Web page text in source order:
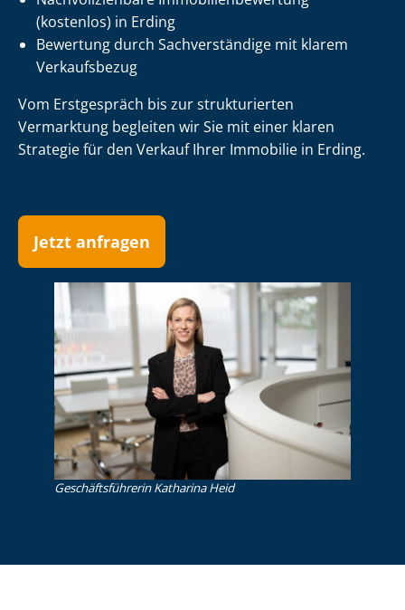
(kostenlos) in Erding
Bewertung durch Sachverständige mit klarem
Verkaufsbezug
Vom Erstgespräch bis zur strukturierten
Vermarktung begleiten wir Sie mit einer klaren
Strategie für den Verkauf Ihrer Immobilie in Erding.
Jetzt anfragen
Ge­schäfts­füh­re­rin Katharina Heid